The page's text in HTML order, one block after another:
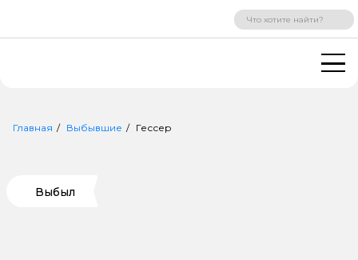
ВХОД РЕГИСТРАЦИЯ
Главная Выбывшие Гессер
Выбыл